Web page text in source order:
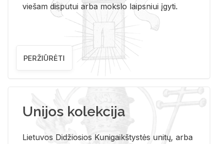
viešam disputui arba mokslo laipsniui įgyti.
PERŽIŪRĖTI
Unijos kolekcija
Lietuvos Didžiosios Kunigaikštystės unitų, arba